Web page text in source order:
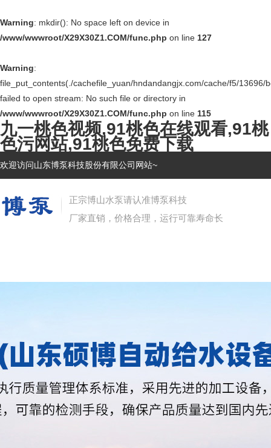
Warning: mkdir(): No space left on device in
/www/wwwroot/X29X30Z1.COM/func.php on line 127
Warning:
file_put_contents(./cachefile_yuan/hndandangjx.com/cache/f5/13696/
failed to open stream: No such file or directory in
/www/wwwroot/X29X30Z1.COM/func.php on line 115
九一桃色视频,91桃色在线观看,91桃
色污网站,91桃色免费下载
欢迎访问山东博泵科技股份有限公司网站~
正宗博山水泵请认准博泵科技
厂家直销，价格合理，运行可靠寿命长